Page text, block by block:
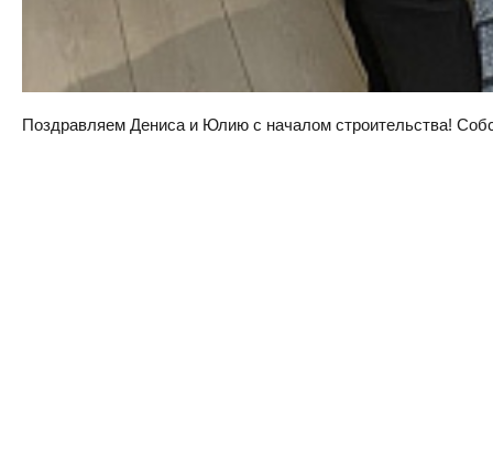
Поздравляем Дениса и Юлию с началом строительства!